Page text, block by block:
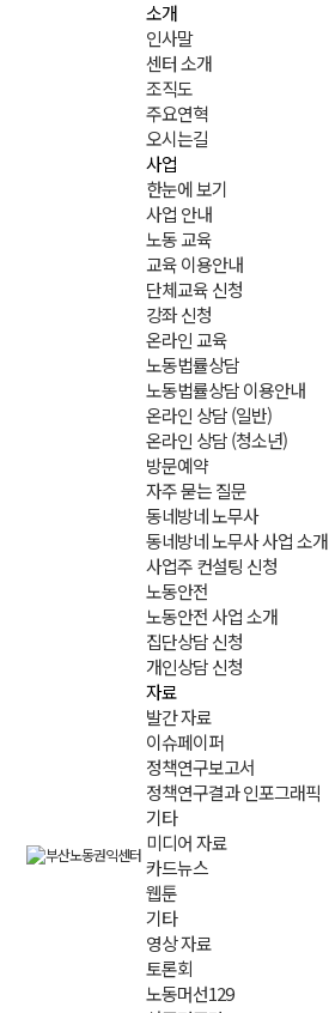
소개
인사말
센터 소개
조직도
주요연혁
오시는길
사업
한눈에 보기
사업 안내
노동 교육
교육 이용안내
단체교육 신청
강좌 신청
온라인 교육
노동법률상담
노동법률상담 이용안내
온라인 상담 (일반)
온라인 상담 (청소년)
방문예약
자주 묻는 질문
동네방네 노무사
동네방네 노무사 사업 소개
사업주 컨설팅 신청
노동안전
노동안전 사업 소개
집단상담 신청
개인상담 신청
자료
발간 자료
이슈페이퍼
정책연구보고서
정책연구결과 인포그래픽
기타
미디어 자료
카드뉴스
웹툰
기타
영상 자료
토론회
노동머선129